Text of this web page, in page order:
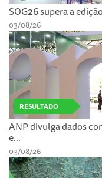
SOG26 supera a
03/08/26
RESULTADO
ANP divulga dados
e...
03/08/26